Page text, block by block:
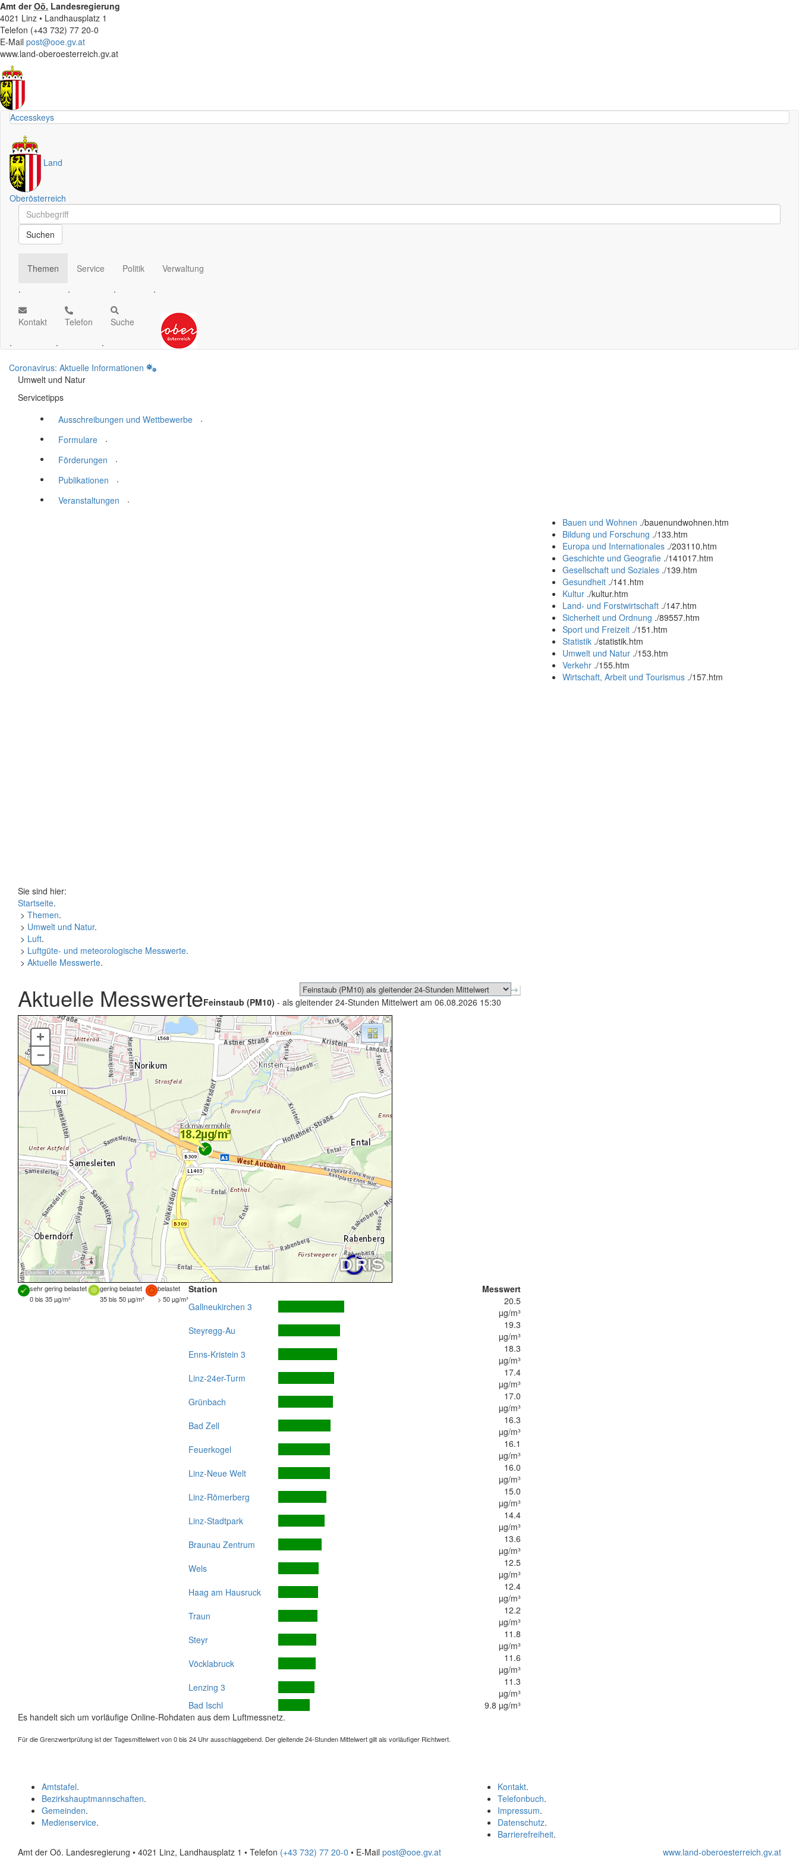
Amt derOö. Landesregierung
4021 Linz • Landhausplatz 1
Telefon (+43 732) 77 20-0
E-Mail post@ooe.gv.at
www.land-oberoesterreich.gv.at
Accesskeys
Land
Oberösterreich
Schnellsuche
Schnellsuche
Suchen
Themen
.
Service
.
Politik
.
Verwaltung
.
Kontakt
.
Telefon
.
Suche
.
Coronavirus: Aktuelle Informationen
Umwelt und Natur
Servicetipps
Ausschreibungen und Wettbewerbe
.
Formulare
.
Förderungen
.
Publikationen
.
Veranstaltungen
.
Bauen und Wohnen ./bauenundwohnen.htm
Bildung und Forschung ./133.htm
Europa und Internationales ./203110.htm
Geschichte und Geografie ./141017.htm
Gesellschaft und Soziales ./139.htm
Gesundheit ./141.htm
Kultur ./kultur.htm
Land- und Forstwirtschaft ./147.htm
Sicherheit und Ordnung ./89557.htm
Sport und Freizeit ./151.htm
Statistik ./statistik.htm
Umwelt und Natur ./153.htm
Verkehr ./155.htm
Wirtschaft, Arbeit und Tourismus ./157.htm
Sie sind hier:
Startseite.
> Themen.
> Umwelt und Natur.
> Luft.
> Luftgüte- und meteorologische Messwerte.
> Aktuelle Messwerte.
Aktuelle MesswerteFeinstaub (PM10) - als gleitender 24-Stunden Mittelwert am 06.08.2026 15:30
Quellen: DORIS, basemap.at
+
–
sehr gering belastet gering belastet
belastet
0 bis 35 µg/m³
35 bis 50 µg/m³ > 50 µg/m³
Station
Messwert
Gallneukirchen 3
20.5
µg/m³
Steyregg-Au
19.3
µg/m³
Enns-Kristein 3
18.3
µg/m³
Linz-24er-Turm
17.4
µg/m³
Grünbach
17.0
µg/m³
Bad Zell
16.3
µg/m³
Feuerkogel
16.1
µg/m³
Linz-Neue Welt
16.0
µg/m³
Linz-Römerberg
15.0
µg/m³
Linz-Stadtpark
14.4
µg/m³
Braunau Zentrum
13.6
µg/m³
Wels
12.5
µg/m³
Haag am Hausruck
12.4
µg/m³
Traun
12.2
µg/m³
Steyr
11.8
µg/m³
Vöcklabruck
11.6
µg/m³
Lenzing 3
11.3
µg/m³
Bad Ischl
9.8 µg/m³
Es handelt sich um vorläufige Online-Rohdaten aus dem Luftmessnetz.
Für die Grenzwertprüfung ist der Tagesmittelwert von 0 bis 24 Uhr ausschlaggebend. Der gleitende 24-Stunden Mittelwert gilt als vorläufiger Richtwert.
Kontakt.
Telefonbuch.
Impressum.
Datenschutz.
Barrierefreiheit.
Amtstafel.
Bezirkshauptmannschaften.
Gemeinden.
Medienservice.
Amt der Oö. Landesregierung • 4021 Linz, Landhausplatz 1 • Telefon (+43 732) 77 20-0 • E-Mail post@ooe.gv.at www.land-oberoesterreich.gv.at